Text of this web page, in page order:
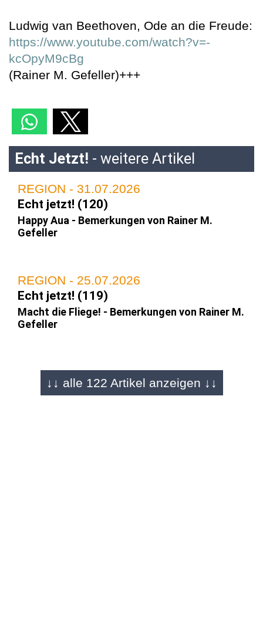
Ludwig van Beethoven, Ode an die Freude:
https://www.youtube.com/watch?v=-
kcOpyM9cBg
(Rainer M. Gefeller)+++
Echt Jetzt! - weitere Artikel
REGION - 31.07.2026
Echt jetzt! (120)
Happy Aua - Bemerkungen von Rainer M.
Gefeller
REGION - 25.07.2026
Echt jetzt! (119)
Macht die Fliege! - Bemerkungen von Rainer M.
Gefeller
REGION - 17.07.2026
Echt jetzt! (118)
↓↓ alle 122 Artikel anzeigen ↓↓